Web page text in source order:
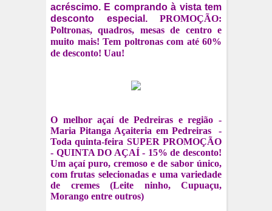
acréscimo. E comprando à vista tem
desconto especial. PROMOÇÃO:
Poltronas, quadros, mesas de centro e
muito mais! Tem poltronas com até 60%
de desconto! Uau!
O melhor açaí de Pedreiras e região -
Maria Pitanga Açaiteria em Pedreiras
-
Toda quinta-feira SUPER PROMOÇÃO
- QUINTA DO AÇAÍ - 15% de desconto!
Um açaí puro, cremoso e de sabor único,
com frutas selecionadas e uma variedade
de cremes (Leite ninho, Cupuaçu,
Morango entre outros)